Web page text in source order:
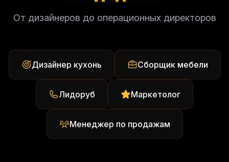
От дизайнеров до операционных директоров
Дизайнер кухонь Сборщик мебели
Лидоруб Маркетолог
Менеджер по продажам